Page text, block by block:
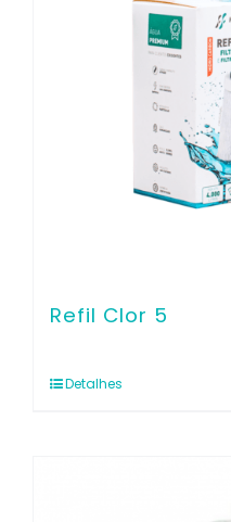
Refil Clor 5
Detalhes